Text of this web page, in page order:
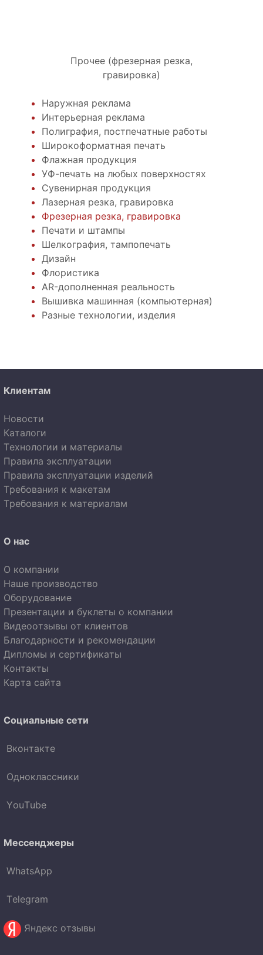
Прочее (фрезерная резка,
гравировка)
Наружная реклама
Интерьерная реклама
Полиграфия, постпечатные работы
Широкоформатная печать
Флажная продукция
УФ-печать на любых поверхностях
Сувенирная продукция
Лазерная резка, гравировка
Фрезерная резка, гравировка
Печати и штампы
Шелкография, тампопечать
Дизайн
Флористика
AR-дополненная реальность
Вышивка машинная (компьютерная)
Разные технологии, изделия
Клиентам
Новости
Каталоги
Технологии и материалы
Правила эксплуатации
Правила эксплуатации изделий
Требования к макетам
Требования к материалам
О нас
О компании
Наше производство
Оборудование
Презентации и буклеты о компании
Видеоотзывы от клиентов
Благодарности и рекомендации
Дипломы и сертификаты
Контакты
Карта сайта
Социальные сети
Вконтакте
Одноклассники
YouTube
Мессенджеры
WhatsApp
Telegram
Яндекс отзывы